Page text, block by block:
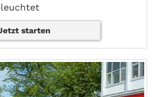
starten